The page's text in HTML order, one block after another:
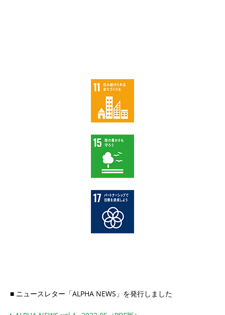
■ ニュースレター「ALPHA NEWS」を発行しました